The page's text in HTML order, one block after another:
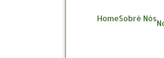
Home Sobré Nós